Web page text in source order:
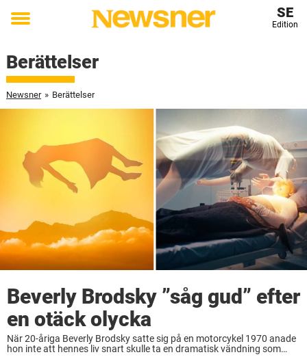
Toggle
SE
Edition
Berättelser
Newsner » Berättelser
Beverly Brodsky ”såg gud” efter
en otäck olycka
När 20-åriga Beverly Brodsky satte sig på en motorcykel 1970 anade
hon inte att hennes liv snart skulle ta en dramatisk vändning som